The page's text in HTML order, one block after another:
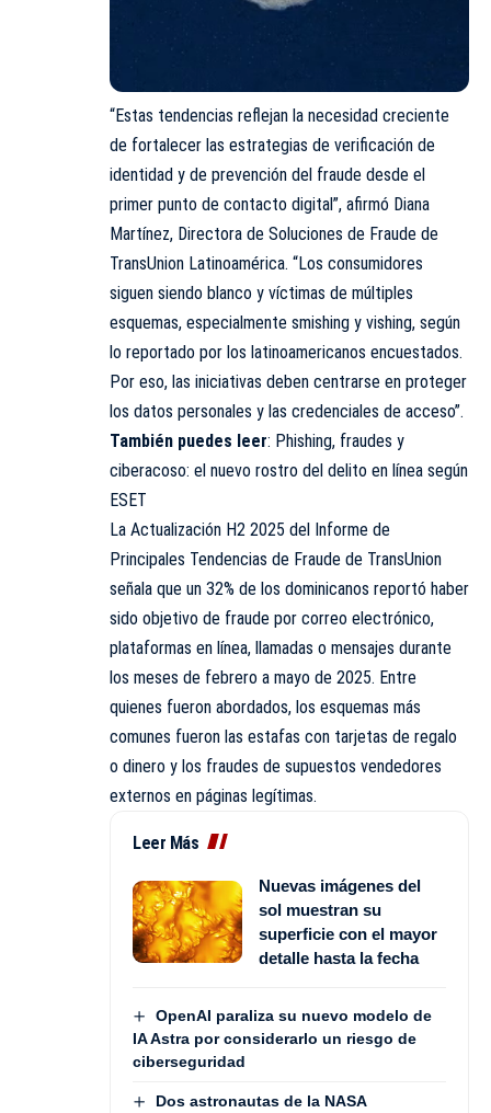
“Estas tendencias reflejan la necesidad creciente
de fortalecer las estrategias de verificación de
identidad y de prevención del fraude desde el
primer punto de contacto digital”, afirmó Diana
Martínez, Directora de Soluciones de Fraude de
TransUnion Latinoamérica. “Los consumidores
siguen siendo blanco y víctimas de múltiples
esquemas, especialmente smishing y vishing, según
lo reportado por los latinoamericanos encuestados.
Por eso, las iniciativas deben centrarse en proteger
los datos personales y las credenciales de acceso”.
También puedes leer: Phishing, fraudes y
ciberacoso: el nuevo rostro del delito en línea según
ESET
La Actualización H2 2025 del Informe de
Principales Tendencias de Fraude de TransUnion
señala que un 32% de los dominicanos reportó haber
sido objetivo de fraude por correo electrónico,
plataformas en línea, llamadas o mensajes durante
los meses de febrero a mayo de 2025. Entre
quienes fueron abordados, los esquemas más
comunes fueron las estafas con tarjetas de regalo
o dinero y los fraudes de supuestos vendedores
externos en páginas legítimas.
Leer Más
Nuevas imágenes del
sol muestran su
superficie con el mayor
detalle hasta la fecha
OpenAI paraliza su nuevo modelo de
IA Astra por considerarlo un riesgo de
ciberseguridad
Dos astronautas de la NASA